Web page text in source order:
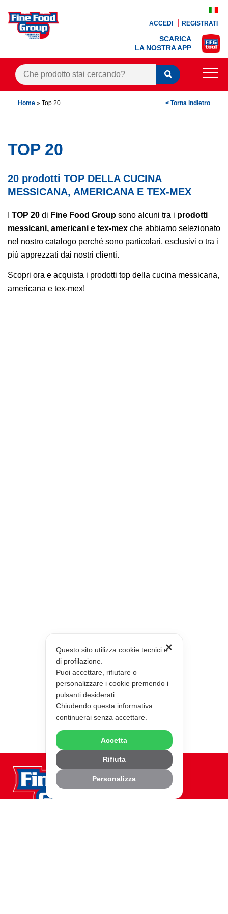
ACCEDI REGISTRATI
SCARICA
LA NOSTRA APP
PRODOTTI
RICETTE
OFFERTE
AREA AGENTI
Home » Top 20 < Torna indietro
TOP 20
20 prodotti TOP DELLA CUCINA
MESSICANA, AMERICANA E TEX-MEX
TOP 20 di Fine Food Group sono alcuni tra i prodotti
messicani, americani e tex-mex che abbiamo selezionato
nel nostro catalogo perché sono particolari, esclusivi o tra i
più apprezzati dai nostri clienti.
Scopri ora e acquista i prodotti top della cucina messicana,
americana e tex-mex!
✕
Questo sito utilizza cookie tecnici e
di profilazione.
Puoi accettare, rifiutare o
personalizzare i cookie premendo i
pulsanti desiderati.
Chiudendo questa informativa
continuerai senza accettare.
Accetta
Rifiuta
Personalizza